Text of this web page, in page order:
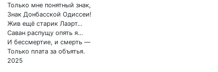
Только мне понятный знак,
Знак Донбасской Одиссеи!
Жив ещё старик Лаэрт…
Саван распущу опять я…
И бессмертие, и смерть —
Только плата за объятья.
2025